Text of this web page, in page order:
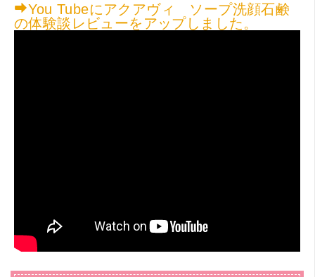
You Tubeにアクアヴィ ソープ洗顔石鹸
の体験談レビューをアップしました。